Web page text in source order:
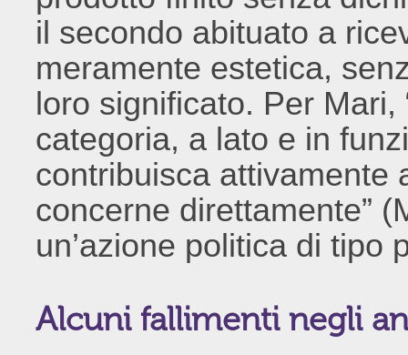
il secondo abituato a
meramente estetica,
loro significato. Per
categoria, a lato e in
contribuisca attivamente
concerne direttamente”
un’azione politica di tipo
Alcuni fallimenti negli